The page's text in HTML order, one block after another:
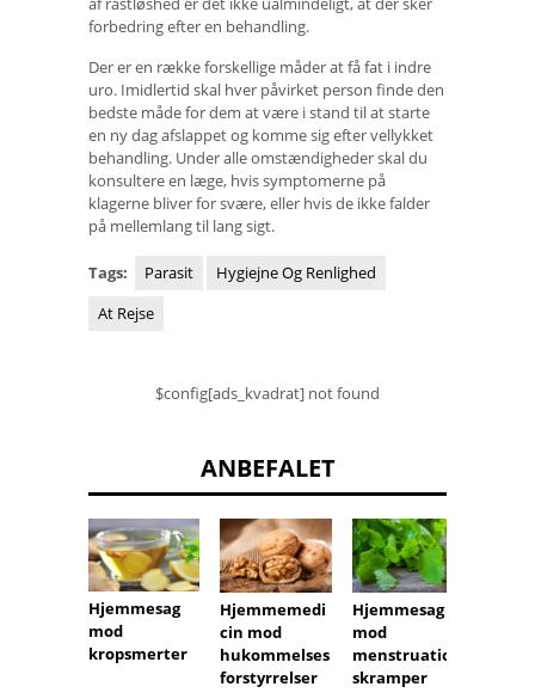
forbedring efter en behandling.
Der er en række forskellige måder at få fat i indre
uro. Imidlertid skal hver påvirket person finde den
bedste måde for dem at være i stand til at starte
en ny dag afslappet og komme sig efter vellykket
behandling. Under alle omstændigheder skal du
konsultere en læge, hvis symptomerne på
klagerne bliver for svære, eller hvis de ikke falder
på mellemlang til lang sigt.
Tags: Parasit
Hygiejne Og Renlighed
At Rejse
$config[ads_kvadrat] not found
ANBEFALET
Hjemmesag
mod
kropsmerter
Hjemmemedi
cin mod
hukommelses
forstyrrelser
Hjemmesag
mod
menstruation
skramper